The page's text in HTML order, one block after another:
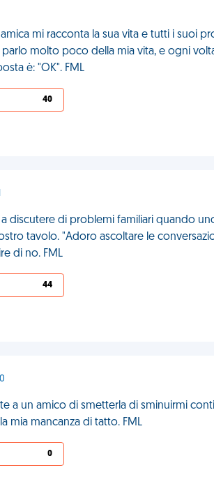
mi racconta la sua vita e tutti i suoi
parlo molto poco della mia vita, e ogni
è: "OK". FML
40
discutere di problemi familiari quando
tavolo. "Adoro ascoltare le
di no. FML
44
a un amico di smetterla di sminuirmi
mia mancanza di tatto. FML
0